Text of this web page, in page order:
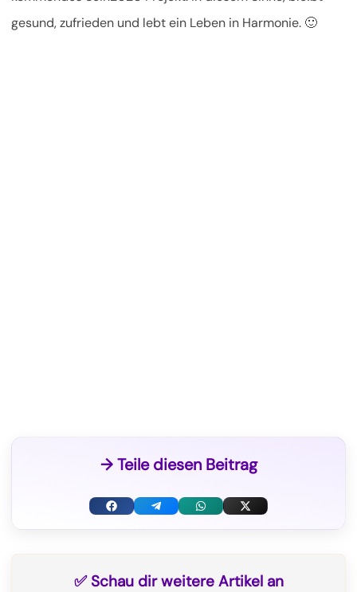
gesund, zufrieden und lebt ein Leben in Harmonie. 🙂
→ Teile diesen Beitrag
F
T
W
X
T
✅ Schau dir weitere Artikel an